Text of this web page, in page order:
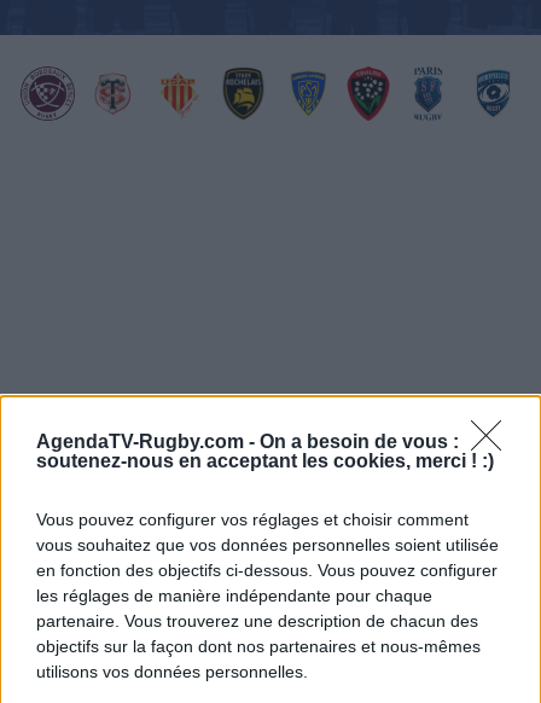
AgendaTV-Rugby.com - On a besoin de vous :
soutenez-nous en acceptant les cookies, merci ! :)
Vous pouvez configurer vos réglages et choisir comment
vous souhaitez que vos données personnelles soient utilisée
en fonction des objectifs ci-dessous. Vous pouvez configurer
les réglages de manière indépendante pour chaque
partenaire. Vous trouverez une description de chacun des
objectifs sur la façon dont nos partenaires et nous-mêmes
utilisons vos données personnelles.